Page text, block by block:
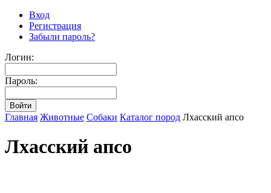
Вход
Регистрация
Забыли пароль?
Логин:
Пароль:
Главная Животные Собаки Каталог пород Лхасский апсо
Лхасский апсо